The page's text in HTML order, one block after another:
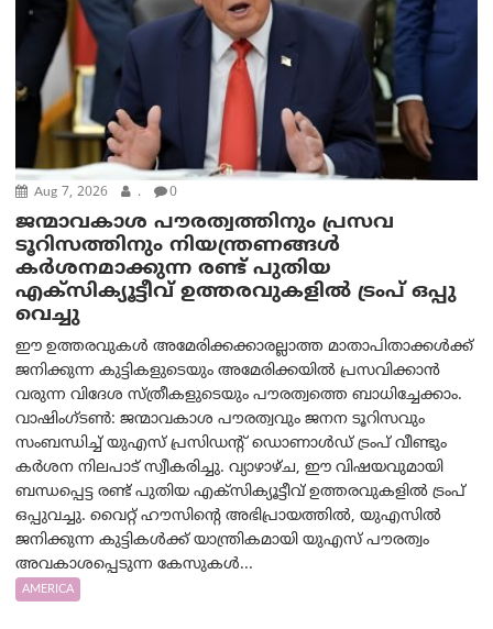
Aug 7, 2026 . 0
ജന്മാവകാശ പൗരത്വത്തിനും പ്രസവ
ടൂറിസത്തിനും നിയന്ത്രണങ്ങൾ
കർശനമാക്കുന്ന രണ്ട് പുതിയ
എക്സിക്യൂട്ടീവ് ഉത്തരവുകളിൽ ട്രംപ് ഒപ്പു
വെച്ചു
ഈ ഉത്തരവുകൾ അമേരിക്കക്കാരല്ലാത്ത മാതാപിതാക്കൾക്ക്
ജനിക്കുന്ന കുട്ടികളുടെയും അമേരിക്കയിൽ പ്രസവിക്കാൻ
വരുന്ന വിദേശ സ്ത്രീകളുടെയും പൗരത്വത്തെ ബാധിച്ചേക്കാം.
വാഷിംഗ്ടണ്‍: ജന്മാവകാശ പൗരത്വവും ജനന ടൂറിസവും
സംബന്ധിച്ച് യുഎസ് പ്രസിഡന്റ് ഡൊണാൾഡ് ട്രംപ് വീണ്ടും
കർശന നിലപാട് സ്വീകരിച്ചു. വ്യാഴാഴ്ച, ഈ വിഷയവുമായി
ബന്ധപ്പെട്ട രണ്ട് പുതിയ എക്സിക്യൂട്ടീവ് ഉത്തരവുകളിൽ ട്രംപ്
ഒപ്പുവച്ചു. വൈറ്റ് ഹൗസിന്റെ അഭിപ്രായത്തിൽ, യുഎസിൽ
ജനിക്കുന്ന കുട്ടികൾക്ക് യാന്ത്രികമായി യുഎസ് പൗരത്വം
അവകാശപ്പെടുന്ന കേസുകൾ...
AMERICA